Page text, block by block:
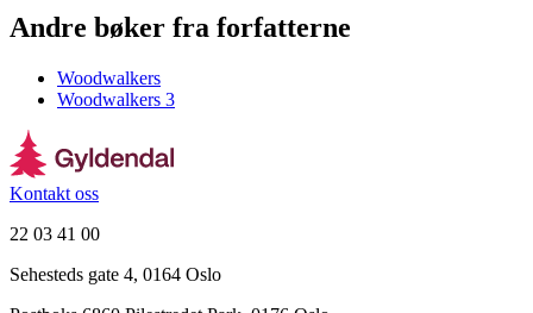
Andre bøker fra forfatterne
Woodwalkers
Woodwalkers 3
Kontakt oss
22 03 41 00
Sehesteds gate 4, 0164 Oslo